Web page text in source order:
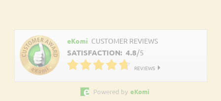
eKomi CUSTOMER REVIEWS
SATISFACTION: 4.8/5
REVIEWS
Powered by eKomi